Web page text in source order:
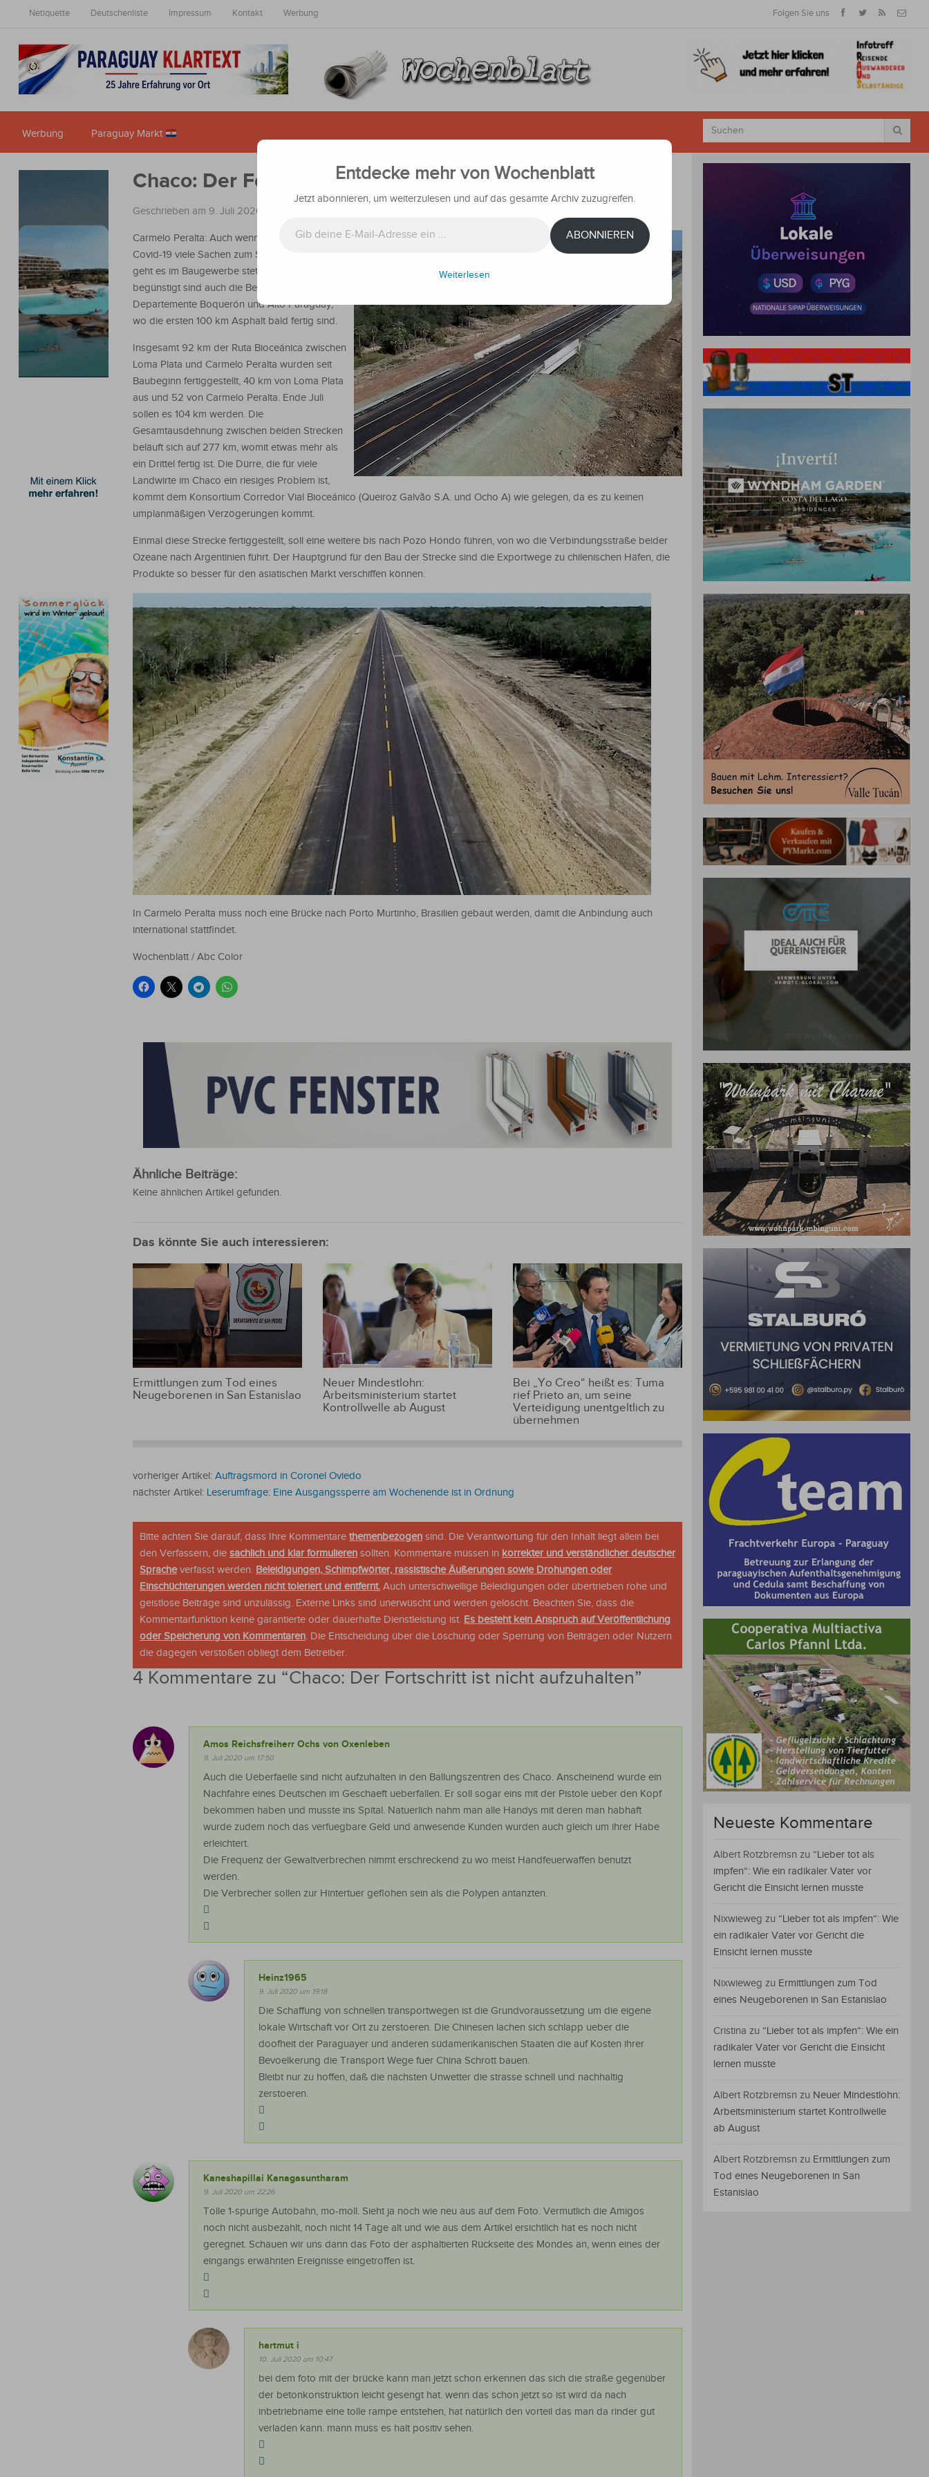
Netiquette Deutschenliste Impressum Kontakt Werbung Folgen Sie uns
Werbung Paraguay Markt
Chaco: Der Fortschritt ist nicht aufzuhalten
Geschrieben am 9. Juli 2020
Carmelo Peralta: Auch wenn in Zeiten des
Covid-19 viele Sachen zum Stehen kommen,
geht es im Baugewerbe stetig weiter. Davon
begünstigt sind auch die Bewohner der
Departemente Boquerón und Alto Paraguay,
wo die ersten 100 km Asphalt bald fertig sind.
Insgesamt 92 km der Ruta Bioceánica zwischen
Loma Plata und Carmelo Peralta wurden seit
Baubeginn fertiggestellt, 40 km von Loma Plata
aus und 52 von Carmelo Peralta. Ende Juli
sollen es 104 km werden. Die
Gesamtausdehnung zwischen beiden Strecken
beläuft sich auf 277 km, womit etwas mehr als
ein Drittel fertig ist. Die Dürre, die für viele
Landwirte im Chaco ein riesiges Problem ist,
kommt dem Konsortium Corredor Vial Bioceánico (Queiroz Galvão S.A. und Ocho A) wie gelegen, da es zu keinen
umplanmäßigen Verzögerungen kommt.
Einmal diese Strecke fertiggestellt, soll eine weitere bis nach Pozo Hondo führen, von wo die Verbindungsstraße beider
Ozeane nach Argentinien führt. Der Hauptgrund für den Bau der Strecke sind die Exportwege zu chilenischen Häfen, die
Produkte so besser für den asiatischen Markt verschiffen können.
In Carmelo Peralta muss noch eine Brücke nach Porto Murtinho, Brasilien gebaut werden, damit die Anbindung auch
international stattfindet.
Wochenblatt / Abc Color
Ähnliche Beiträge:
Keine ähnlichen Artikel gefunden.
Das könnte Sie auch interessieren:
Ermittlungen zum Tod eines
Neugeborenen in San Estanislao
Neuer Mindestlohn:
Arbeitsministerium startet
Kontrollwelle ab August
Bei „Yo Creo“ heißt es: Tuma
rief Prieto an, um seine
Verteidigung unentgeltlich zu
übernehmen
vorheriger Artikel: Auftragsmord in Coronel Oviedo
nächster Artikel: Leserumfrage: Eine Ausgangssperre am Wochenende ist in Ordnung
Bitte achten Sie darauf, dass Ihre Kommentare themenbezogen sind. Die Verantwortung für den Inhalt liegt allein bei
den Verfassern, die sachlich und klar formulieren sollten. Kommentare müssen in korrekter und verständlicher deutscher
Spracheverfasst werden. Beleidigungen, Schimpfwörter, rassistische Äußerungen sowie Drohungen oder
Einschüchterungen werden nicht toleriert und entfernt. Auch unterschwellige Beleidigungen oder übertrieben rohe und
geistlose Beiträge sind unzulässig. Externe Links sind unerwüscht und werden gelöscht. Beachten Sie, dass die
Kommentarfunktion keine garantierte oder dauerhafte Dienstleistung ist. Es besteht kein Anspruch auf Veröffentlichung
oder Speicherung von Kommentaren. Die Entscheidung über die Löschung oder Sperrung von Beiträgen oder Nutzern
die dagegen verstoßen obliegt dem Betreiber.
4 Kommentare zu “Chaco: Der Fortschritt ist nicht aufzuhalten”
Amos Reichsfreiherr Ochs von Oxenleben
9. Juli 2020 um 17:50
Auch die Ueberfaelle sind nicht aufzuhalten in den Ballungszentren des Chaco. Anscheinend wurde ein
Nachfahre eines Deutschen im Geschaeft ueberfallen. Er soll sogar eins mit der Pistole ueber den Kopf
bekommen haben und musste ins Spital. Natuerlich nahm man alle Handys mit deren man habhaft
wurde zudem noch das verfuegbare Geld und anwesende Kunden wurden auch gleich um ihrer Habe
erleichtert.
Die Frequenz der Gewaltverbrechen nimmt erschreckend zu wo meist Handfeuerwaffen benutzt
werden.
Die Verbrecher sollen zur Hintertuer geflohen sein als die Polypen antanzten.
Heinz1965
9. Juli 2020 um 19:18
Die Schaffung von schnellen transportwegen ist die Grundvoraussetzung um die eigene
lokale Wirtschaft vor Ort zu zerstoeren. Die Chinesen lachen sich schlapp ueber die
doofheit der Paraguayer und anderen südamerikanischen Staaten die auf Kosten ihrer
Bevoelkerung die Transport Wege fuer China Schrott bauen.
Bleibt nur zu hoffen, daß die nächsten Unwetter die strasse schnell und nachhaltig
zerstoeren.
Kaneshapillai Kanagasuntharam
9. Juli 2020 um 22:26
Tolle 1-spurige Autobahn, mo-moll. Sieht ja noch wie neu aus auf dem Foto. Vermutlich die Amigos
noch nicht ausbezahlt, noch nicht 14 Tage alt und wie aus dem Artikel ersichtlich hat es noch nicht
geregnet. Schauen wir uns dann das Foto der asphaltierten Rückseite des Mondes an, wenn eines der
eingangs erwähnten Ereignisse eingetroffen ist.
hartmut i
10. Juli 2020 um 10:47
bei dem foto mit der brücke kann man jetzt schon erkennen das sich die straße gegenüber
der betonkonstruktion leicht gesengt hat. wenn das schon jetzt so ist wird da nach
inbetriebname eine tolle rampe entstehen, hat natürlich den vorteil das man da rinder gut
verladen kann. mann muss es halt positiv sehen.
Neueste Kommentare
Albert Rotzbremsn zu “Lieber tot als
impfen“: Wie ein radikaler Vater vor
Gericht die Einsicht lernen musste
Nixwieweg zu “Lieber tot als impfen“: Wie
ein radikaler Vater vor Gericht die
Einsicht lernen musste
Nixwieweg zu Ermittlungen zum Tod
eines Neugeborenen in San Estanislao
Cristina zu “Lieber tot als impfen“: Wie ein
radikaler Vater vor Gericht die Einsicht
lernen musste
Albert Rotzbremsn zu Neuer Mindestlohn:
Arbeitsministerium startet Kontrollwelle
ab August
Albert Rotzbremsn zu Ermittlungen zum
Tod eines Neugeborenen in San
Estanislao
Entdecke mehr von Wochenblatt
Jetzt abonnieren, um weiterzulesen und auf das gesamte Archiv zuzugreifen.
ABONNIEREN
Weiterlesen